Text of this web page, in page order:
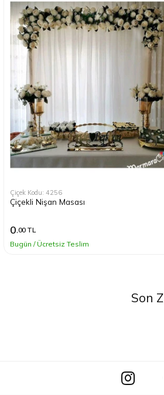
Çiçek Kodu: 4256
Çiçekli Nişan Masası
0,00 TL
Bugün / Ücretsiz Teslim
Son